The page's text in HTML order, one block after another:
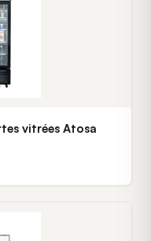
vitrées Atosa